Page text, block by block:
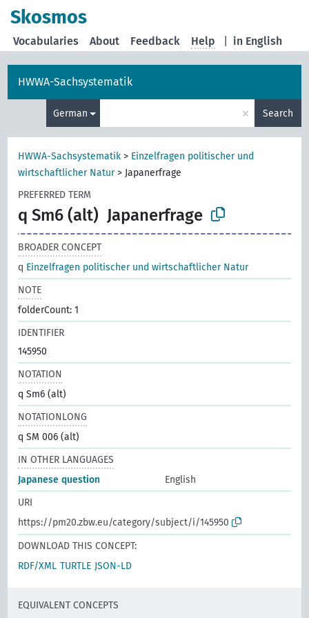
Skosmos
in English
Vocabularies About Feedback Help
HWWA-Sachsystematik
German × Search
HWWA-Sachsystematik > Einzelfragen politischer und
wirtschaftlicher Natur> Japanerfrage
PREFERRED TERM
q Sm6 (alt) Japanerfrage
BROADER CONCEPT
q Einzelfragen politischer und wirtschaftlicher Natur
NOTE
folderCount: 1
IDENTIFIER
145950
NOTATION
q Sm6 (alt)
NOTATIONLONG
q SM 006 (alt)
IN OTHER LANGUAGES
Japanese question
English
URI
https://pm20.zbw.eu/category/subject/i/145950
DOWNLOAD THIS CONCEPT:
RDF/XML TURTLE JSON-LD
EQUIVALENT CONCEPTS